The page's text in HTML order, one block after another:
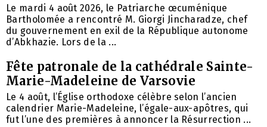
Le mardi 4 août 2026, le Patriarche œcuménique
Bartholomée a rencontré M. Giorgi Jincharadze, chef
du gouvernement en exil de la République autonome
d’Abkhazie. Lors de la ...
Fête patronale de la cathédrale Sainte-
Marie-Madeleine de Varsovie
Le 4 août, l’Église orthodoxe célèbre selon l’ancien
calendrier Marie-Madeleine, l’égale-aux-apôtres, qui
fut l’une des premières à annoncer la Résurrection ...